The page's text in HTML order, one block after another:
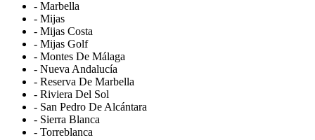
- Marbella
- Mijas
- Mijas Costa
- Mijas Golf
- Montes De Málaga
- Nueva Andalucía
- Reserva De Marbella
- Riviera Del Sol
- San Pedro De Alcántara
- Sierra Blanca
- Torreblanca